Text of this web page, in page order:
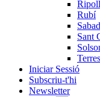
Rubí
Sant
Iniciar Sessió
Subscriu-t'hi
Newsletter